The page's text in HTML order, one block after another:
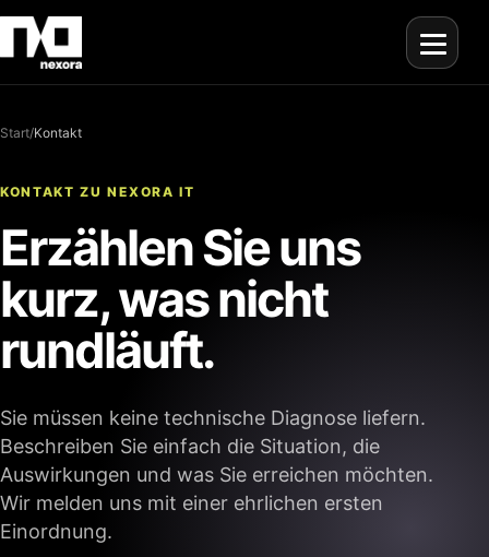
Menü
Start/Kontakt
KONTAKT ZU NEXORA IT
Erzählen Sie uns
kurz, was nicht
rundläuft.
Sie müssen keine technische Diagnose liefern.
Beschreiben Sie einfach die Situation, die
Auswirkungen und was Sie erreichen möchten.
Wir melden uns mit einer ehrlichen ersten
Einordnung.